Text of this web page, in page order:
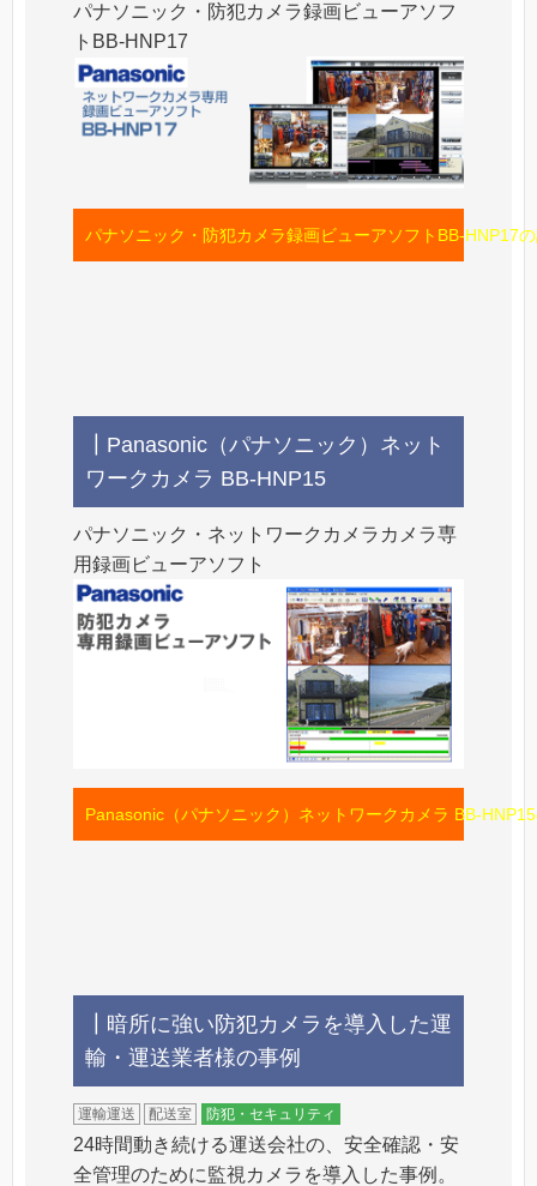
パナソニック・防犯カメラ録画ビューアソフ
トBB-HNP17
パナソニック・防犯カメラ録画ビューアソフトBB-HNP17
┃Panasonic（パナソニック）ネット
ワークカメラ BB-HNP15
パナソニック・ネットワークカメラカメラ専
用録画ビューアソフト
Panasonic（パナソニック）ネットワークカメラ BB-
┃暗所に強い防犯カメラを導入した運
輸・運送業者様の事例
運輸運送 配送室 防犯・セキュリティ
24時間動き続ける運送会社の、安全確認・安
全管理のために監視カメラを導入した事例。